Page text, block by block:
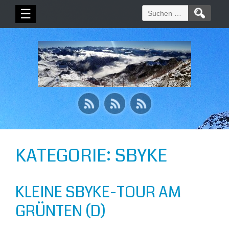
☰
Suchen
nach:
KATEGORIE: SBYKE
KLEINE SBYKE-TOUR AM
GRÜNTEN (D)